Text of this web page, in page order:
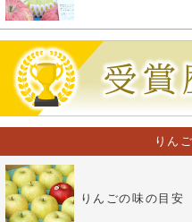
りん
りんごの味の目安